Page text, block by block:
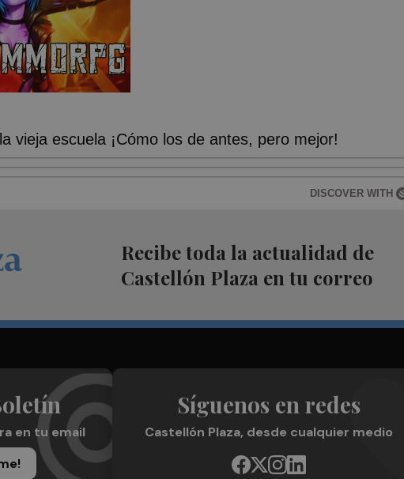
vieja escuela ¡Cómo los de antes, pero mejor!
DISCOVER WITH
Recibe toda la actualidad de
Castellón Plaza en tu correo
en tu email
Síguenos en redes
Castellón Plaza, desde cualquier medio